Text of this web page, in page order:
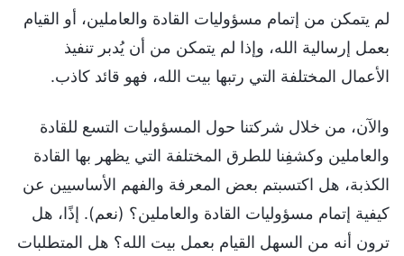
لم يتمكن من إتمام مسؤوليات القادة والعاملين، أو القيام
بعمل إرسالية الله، وإذا لم يتمكن من أن يُدبر تنفيذ
الأعمال المختلفة التي رتبها بيت الله، فهو قائد كاذب.
والآن، من خلال شركتنا حول المسؤوليات التسع للقادة
والعاملين وكشفِنا للطرق المختلفة التي يظهر بها القادة
الكذبة، هل اكتسبتم بعض المعرفة والفهم الأساسيين عن
كيفية إتمام مسؤوليات القادة والعاملين؟ (نعم). إذًا، هل
ترون أنه من السهل القيام بعمل بيت الله؟ هل المتطلبات